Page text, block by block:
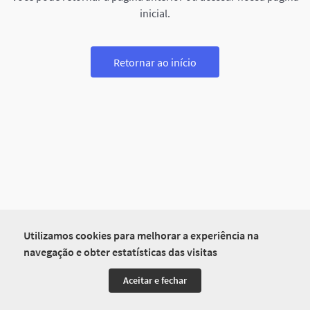
Utilizamos cookies para melhorar a experiência na
navegação e obter estatísticas das visitas
Aceitar e fechar
inicial.
Retornar ao início